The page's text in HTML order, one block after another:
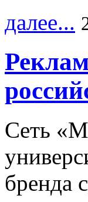
далее...
Сеть
бренда